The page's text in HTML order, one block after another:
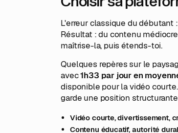
L'erreur classique du débutant
Résultat : du contenu
maîtrise-la, puis étends-toi.
Quelques repères sur le
avec1h33 par jour en
disponible pour la vidéo
garde une position
Vidéo courte, divertissement,
Contenu éducatif, autorité